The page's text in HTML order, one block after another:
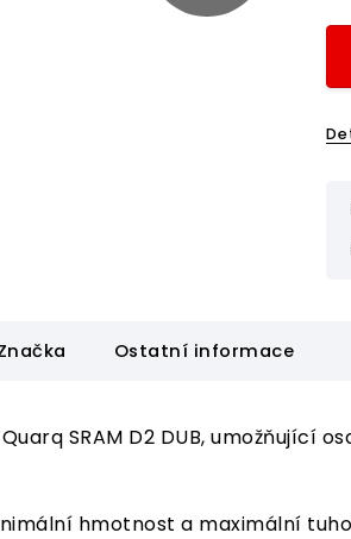
Ostatní informace
SRAM D2 DUB, umožňující
hmotnost a maximální